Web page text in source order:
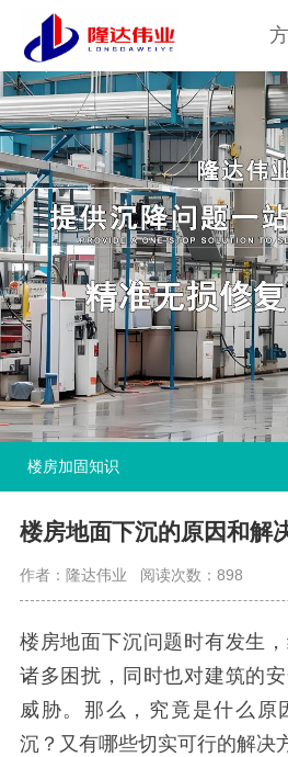
楼房加固知识
楼房地面下沉的原因和解
作者：隆达伟业 阅读次数：898
楼房地面下沉问题时有发生
诸多困扰，同时也对建筑的
威胁。那么，究竟是什么原
沉？又有哪些切实可行的解决